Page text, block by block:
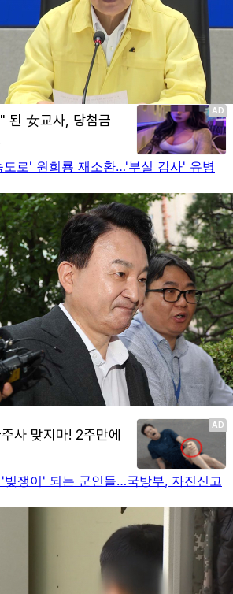
도로' 원희룡 재소환…'부실 감사' 유병
빚쟁이' 되는 군인들…국방부, 자진신고